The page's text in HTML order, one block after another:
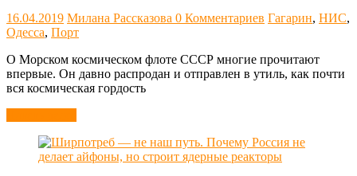
16.04.2019 Милана Рассказова 0 Комментариев Гагарин, НИС,
Одесса, Порт
О Морском космическом флоте СССР многие прочитают
впервые. Он давно распродан и отправлен в утиль, как почти
вся космическая гордость